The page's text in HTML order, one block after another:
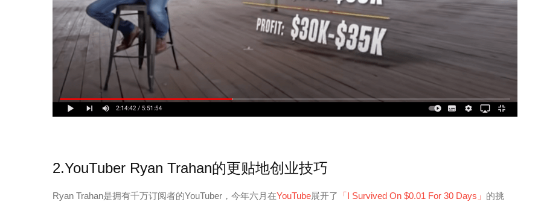
2.YouTuber Ryan Trahan的更贴地创业技巧
Ryan Trahan是拥有千万订阅者的YouTuber，今年六月在YouTube展开了 「I Survived On $0.01 For 30 Days」 的挑